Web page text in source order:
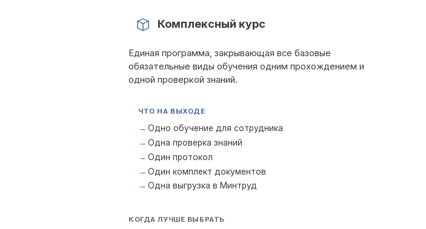
Комплексный курс
Единая программа, закрывающая все базовые
обязательные виды обучения одним прохождением и
одной проверкой знаний.
ЧТО НА ВЫХОДЕ
Одно обучение для сотрудника
Одна проверка знаний
Один протокол
Один комплект документов
Одна выгрузка в Минтруд
КОГДА ЛУЧШЕ ВЫБРАТЬ